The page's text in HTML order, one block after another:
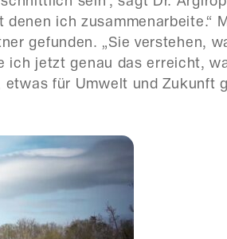
ich zusammenarbeite.“
gefunden. „Sie verstehen,
ich jetzt genau das erreicht,
für Umwelt und Zukunft